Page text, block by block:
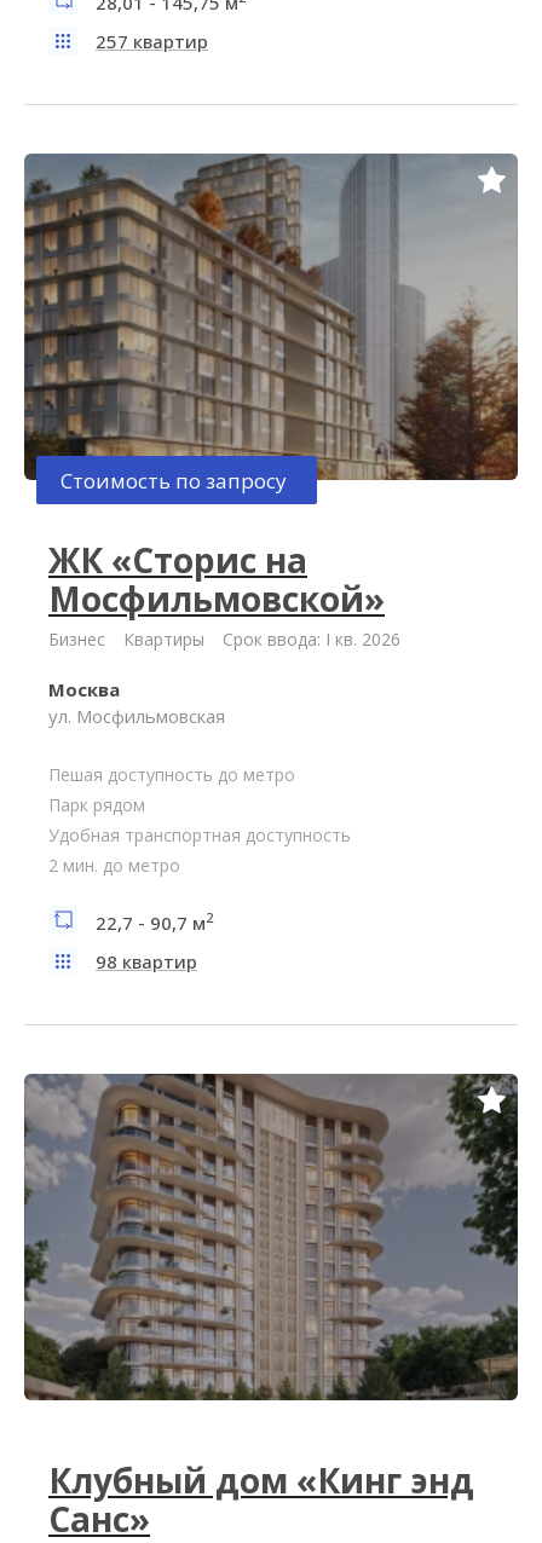
257 квартир
Стоимость по запросу
ЖК «Сторис на
Мосфильмовской»
Бизнес Квартиры Срок ввода: I кв. 2026
Москва
ул. Мосфильмовская
Пешая доступность до метро
Парк рядом
Удобная транспортная доступность
2 мин. до метро
22,7 - 90,7 м2
98 квартир
Клубный дом «Кинг энд
Санс»